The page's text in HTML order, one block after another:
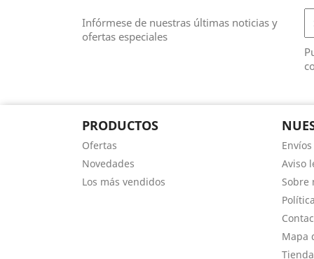
Infórmese de nuestras últimas noticias y
ofertas especiales
PRODUCTOS
Ofertas
Novedades
Los más vendidos
Aviso
Sobre
Mapa